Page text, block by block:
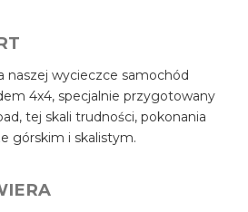
naszej wycieczce samochód
4x4, specjalnie przygotowany
tej skali trudności, pokonania
górskim i skalistym.